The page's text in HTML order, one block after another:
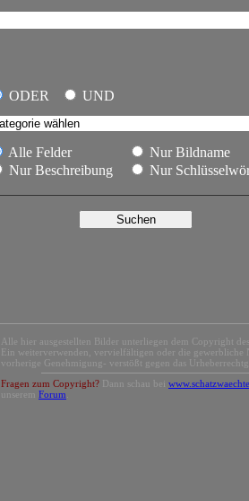
ODER
UND
Alle Felder
Nur Bildname
Nur Beschreibung
Nur
Alle hier ausgestellten Bilder unterliegen dem Copyright
Ein weiterverwenden, vervielfältigen oder die gewerbliche
vorherige Genehmigung- verstößt gegen das
Fragen zum Copyright? Dann schau bei
unserem Forum